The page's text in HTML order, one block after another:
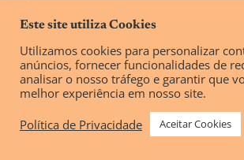
Salvar meus dados neste
próxima vez que eu comentar.
Este site utiliza Cookies
Utilizamos cookies para personalizar
anúncios, fornecer funcionalidades de
analisar o nosso tráfego e garantir que
melhor experiência em nosso site.
Política de Privacidade
Aceitar Cookies